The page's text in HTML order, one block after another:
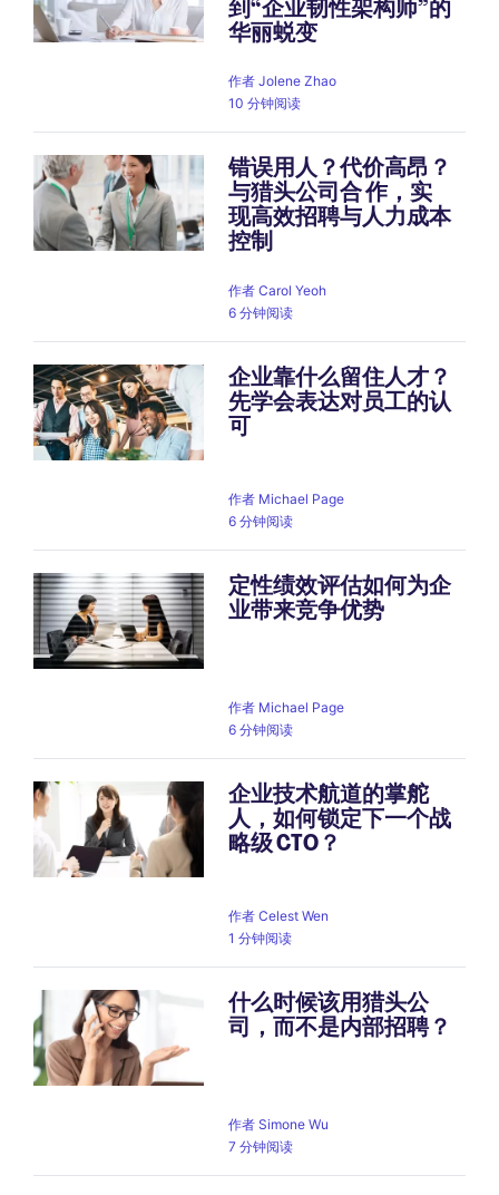
到“企业韧性架构师”的
华丽蜕变
作者 Jolene Zhao
10 分钟阅读
错误用人？代价高昂？
与猎头公司合 作，实
现高效招聘与人力成本
控制
作者 Carol Yeoh
6 分钟阅读
企业靠什么留住人才？
先学会表达对员工的认
可
作者 Michael Page
6 分钟阅读
定性绩效评估如何为企
业带来竞争优势
作者 Michael Page
6 分钟阅读
企业技术航道的掌舵
人，如何锁定下一个战
略级 CTO？
作者 Celest Wen
1 分钟阅读
什么时候该用猎头公
司，而不是内部招聘？
作者 Simone Wu
7 分钟阅读